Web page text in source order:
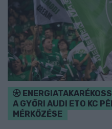
A GYŐRI AUDI ETO KC
MÉRKŐZÉSE